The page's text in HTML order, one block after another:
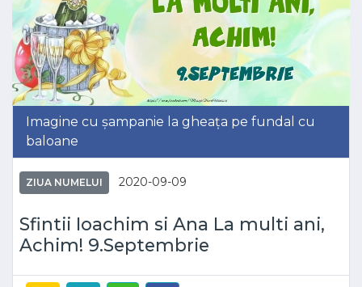
Imagine cu șampanie la gheața pe fundal cu
baloane
ZIUA NUMELUI 2020-09-09
Sfintii Ioachim si Ana La multi ani,
Achim! 9.Septembrie